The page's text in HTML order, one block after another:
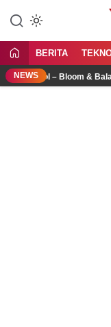
konten
BERITA
NEWS
Pool – Bloom & Balance